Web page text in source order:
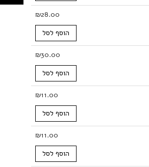
₪28.00
הוסף לסל
₪30.00
הוסף לסל
₪11.00
הוסף לסל
₪11.00
הוסף לסל